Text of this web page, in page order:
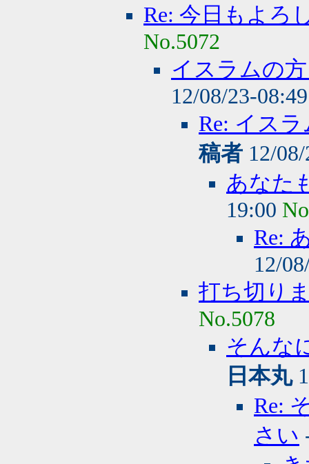
Re: 今日もよろ
No.5072
イスラムの
12/08/23-
Re: イス
稿者 12/
あなた
19:00
Re:
12/
打ち切り
No.5078
そんな
日本丸
Re:
さい